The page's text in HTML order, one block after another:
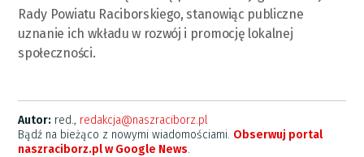
Rady Powiatu Raciborskiego, stanowiąc publiczne
uznanie ich wkładu w rozwój i promocję lokalnej
społeczności.
Autor: red., redakcja@naszraciborz.pl
Bądź na bieżąco z nowymi wiadomościami. Obserwuj portal
naszraciborz.pl w Google News.